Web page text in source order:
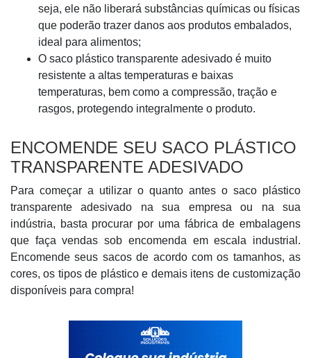
seja, ele não liberará substâncias químicas ou físicas
que poderão trazer danos aos produtos embalados,
ideal para alimentos;
O saco plástico transparente adesivado é muito
resistente a altas temperaturas e baixas
temperaturas, bem como a compressão, tração e
rasgos, protegendo integralmente o produto.
ENCOMENDE SEU SACO PLÁSTICO
TRANSPARENTE ADESIVADO
Para começar a utilizar o quanto antes o saco plástico
transparente adesivado na sua empresa ou na sua
indústria, basta procurar por uma fábrica de embalagens
que faça vendas sob encomenda em escala industrial.
Encomende seus sacos de acordo com os tamanhos, as
cores, os tipos de plástico e demais itens de customização
disponíveis para compra!